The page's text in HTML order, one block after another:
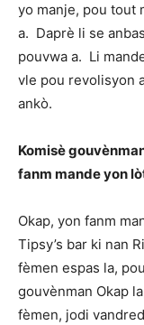
yo manje, pou tout
a. Daprè li se
pouvwa a. Li
vle pou revolisyon
ankò.
Komisè
fanm mande yon
Okap, yon fanm
Tipsy’s bar ki nan
fèmen espas la,
gouvènman Okap
fèmen, jodi